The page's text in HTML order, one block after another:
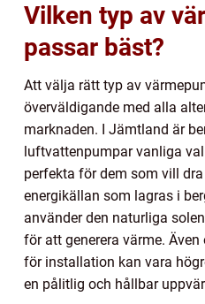
Vilken typ av
passar bäst?
Att välja rätt typ av
överväldigande med alla
marknaden. I Jämtland är
luftvattenpumpar vanliga
perfekta för dem som vill
energikällan som lagras i
använder den naturliga
för att generera värme.
för installation kan vara
en pålitlig och hållbar